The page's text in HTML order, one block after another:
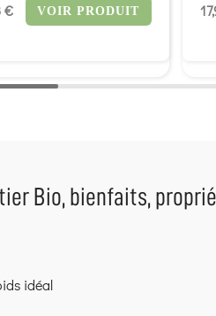
Bio, bienfaits,
idéal
€ VOIR PRODUIT